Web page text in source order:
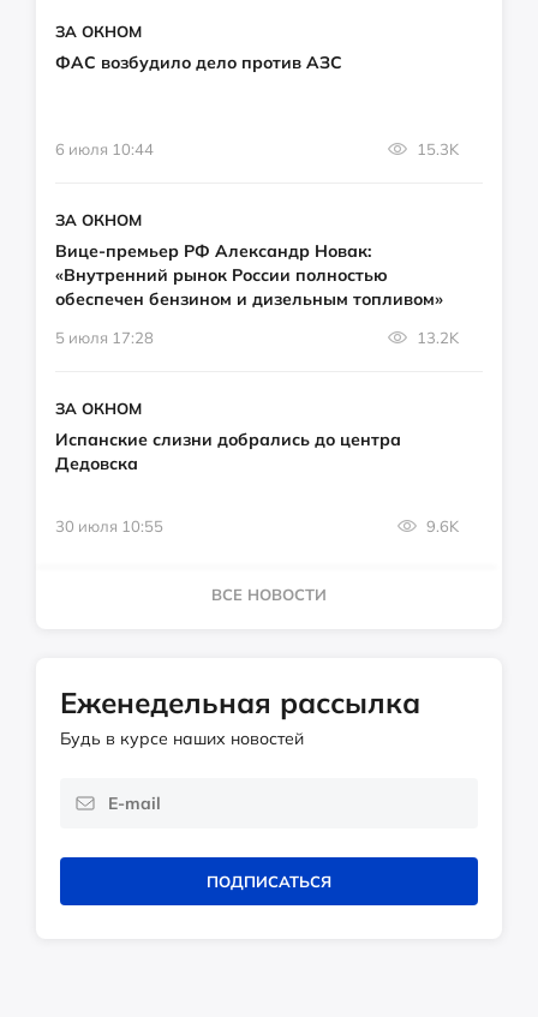
ЗА ОКНОМ
ФАС возбудило дело против АЗС
6 июля 10:44 15.3K
ЗА ОКНОМ
Вице-премьер РФ Александр Новак:
«Внутренний рынок России полностью
обеспечен бензином и дизельным топливом»
5 июля 17:28 13.2K
ЗА ОКНОМ
Испанские слизни добрались до центра
Дедовска
30 июля 10:55 9.6K
ВСЕ НОВОСТИ
Еженедельная рассылка
Будь в курсе наших новостей
ПОДПИСАТЬСЯ